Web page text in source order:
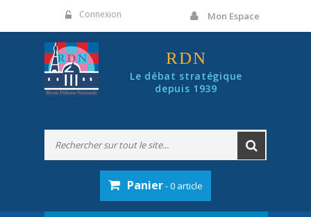
Connexion Mon Espace
RDN
Le débat stratégique
depuis 1939
Panier- 0 article